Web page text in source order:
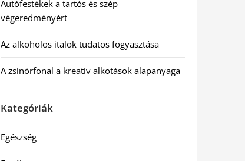
Autófestékek a tartós és szép
végeredményért
Az alkoholos italok tudatos fogyasztása
A zsinórfonal a kreatív alkotások alapanyaga
Kategóriák
Egészség